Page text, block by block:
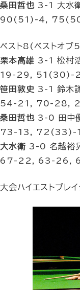
桑田哲也 3-1 大水
90(51)-4,
ベスト8(ベストオブ
栗本高雄 3-1 松村
19-29, 51(30)-
笹田敦史 3-1 鈴木
54-21, 70-28,
桑田哲也 3-0 田中
73-13, 72(33)-
大水衛 3-0 名越裕
67-22, 63-26,
大会ハイエストブレ